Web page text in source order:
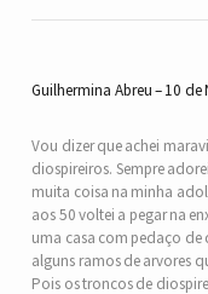
Guilhermina Abreu 10 de
Vou dizer que achei
diospireiros. Sempre
muita coisa na minha
aos 50 voltei a pegar na
uma casa com pedaço de
alguns ramos de arvores
Pois os troncos de